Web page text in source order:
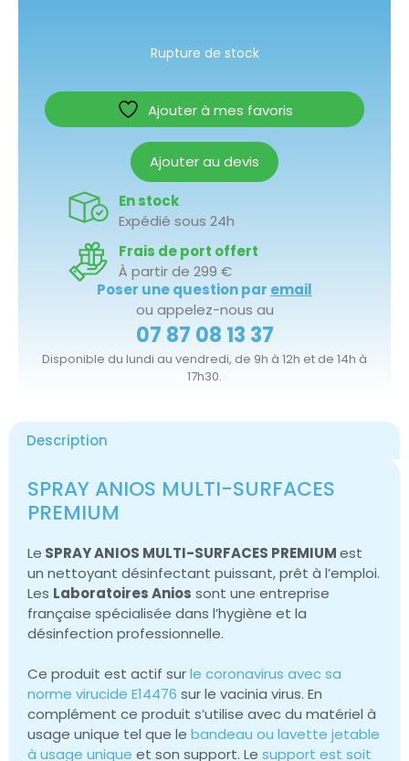
Rupture de stock
Ajouter à mes favoris
Ajouter au devis
En stock
Expédié sous 24h
Frais de port offert
À partir de 299 €
Poser une question par email
ou appelez-nous au
07 87 08 13 37
Disponible du lundi au vendredi, de 9h à 12h et de 14h à
17h30.
Description
SPRAY ANIOS MULTI-SURFACES
PREMIUM
Le SPRAY ANIOS MULTI-SURFACES PREMIUMest
un nettoyant désinfectant puissant, prêt à l’emploi.
Les Laboratoires Anios sont une entreprise
française spécialisée dans l’hygiène et la
désinfection professionnelle.
Ce produit est actif surle coronavirus avec sa
norme virucide E14476 sur le vacinia virus. En
complément ce produit s’utilise avec du matériel à
usage unique tel que le bandeau ou lavette jetable
à usage unique et son support. Le support est soit